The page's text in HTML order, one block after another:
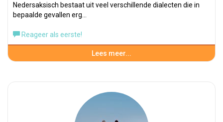
Nedersaksisch bestaat uit veel verschillende dialecten die in
bepaalde gevallen erg…
Reageer als eerste!
Lees meer...